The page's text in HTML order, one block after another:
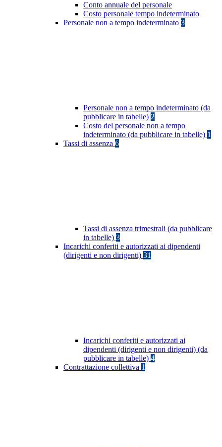
Conto annuale del personale
Costo personale tempo indeterminato
Personale non a tempo indeterminato 3
Personale non a tempo indeterminato (da
pubblicare in tabelle) 2
Costo del personale non a tempo
indeterminato (da pubblicare in tabelle) 1
Tassi di assenza 6
Tassi di assenza trimestrali (da pubblicare
in tabelle) 3
Incarichi conferiti e autorizzati ai dipendenti
(dirigenti e non dirigenti) 31
Incarichi conferiti e autorizzati ai
dipendenti (dirigenti e non dirigenti) (da
pubblicare in tabelle) 4
Contrattazione collettiva 1